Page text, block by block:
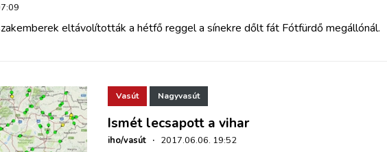
eltávolították a hétfő reggel a sínekre dőlt fát Fótfürdő megállónál.
Vasút Nagyvasút
Ismét lecsapott a vihar
iho/vasút · 2017.06.06. 19:52